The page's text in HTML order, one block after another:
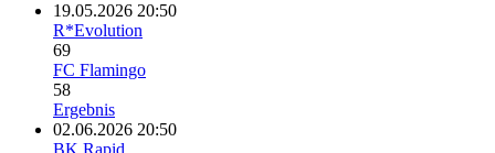
19.05.2026 20:50
R*Evolution
69
FC Flamingo
58
Ergebnis
02.06.2026 20:50
BK Rapid